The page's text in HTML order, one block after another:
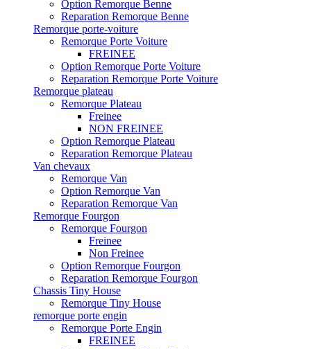
Option Remorque Benne
Reparation Remorque Benne
Remorque porte-voiture
Remorque Porte Voiture
FREINEE
Option Remorque Porte Voiture
Reparation Remorque Porte Voiture
Remorque plateau
Remorque Plateau
Freinee
NON FREINEE
Option Remorque Plateau
Reparation Remorque Plateau
Van chevaux
Remorque Van
Option Remorque Van
Reparation Remorque Van
Remorque Fourgon
Remorque Fourgon
Freinee
Non Freinee
Option Remorque Fourgon
Reparation Remorque Fourgon
Chassis Tiny House
Remorque Tiny House
remorque porte engin
Remorque Porte Engin
FREINEE